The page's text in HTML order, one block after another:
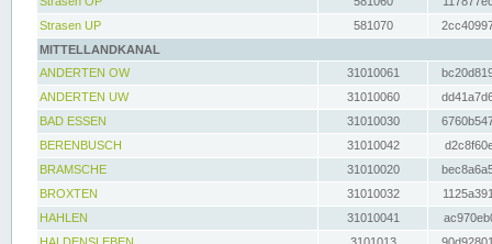
Strasen UP
581070
MITTELLANDKANAL
ANDERTEN OW
31010061
ANDERTEN UW
31010060
BAD ESSEN
31010030
BERENBUSCH
31010042
BRAMSCHE
31010020
BROXTEN
31010032
HAHLEN
31010041